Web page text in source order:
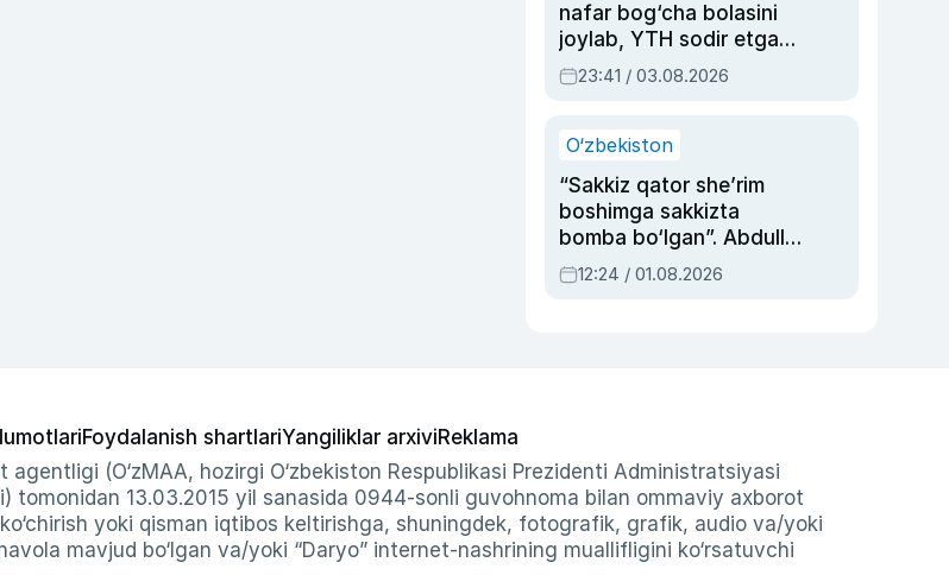
nafar bog‘cha bolasini
joylab, YTH sodir etgan
ayolga sud hukmi o‘qildi
23:41 / 03.08.2026
O‘zbekiston
“Sakkiz qator she’rim
boshimga sakkizta
bomba bo‘lgan”. Abdulla
Oripovni siyosiy
ayblovlardan asrab
12:24 / 01.08.2026
Foydalanish shartlariYangiliklar arxiviReklama
(O‘zMAA, hozirgi O‘zbekiston Respublikasi Prezidenti Administratsiyasi
13.03.2015 yil sanasida 0944-sonli guvohnoma bilan ommaviy axborot
yoki qisman iqtibos keltirishga, shuningdek, fotografik, grafik, audio va/yoki
mavjud bo‘lgan va/yoki “Daryo” internet-nashrining muallifligini ko‘rsatuvchi